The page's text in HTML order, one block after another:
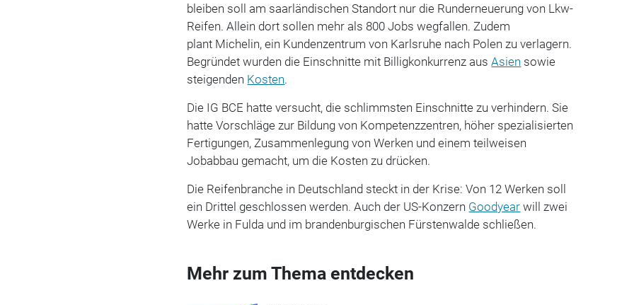
bleiben soll am saarländischen Standort nur die Runderneuerung von Lkw-
Reifen. Allein dort sollen mehr als 800 Jobs wegfallen. Zudem
plant Michelin, ein Kundenzentrum von Karlsruhe nach Polen zu verlagern.
Begründet wurden die Einschnitte mit Billigkonkurrenz ausAsien sowie
steigenden Kosten.
Die IG BCE hatte versucht, die schlimmsten Einschnitte zu verhindern. Sie
hatte Vorschläge zur Bildung von Kompetenzzentren, höher spezialisierten
Fertigungen, Zusammenlegung von Werken und einem teilweisen
Jobabbau gemacht, um die Kosten zu drücken.
Die Reifenbranche in Deutschland steckt in der Krise: Von 12 Werken soll
ein Drittel geschlossen werden. Auch der US-Konzern Goodyear will zwei
Werke in Fulda und im brandenburgischen Fürstenwalde schließen.
Mehr zum Thema entdecken